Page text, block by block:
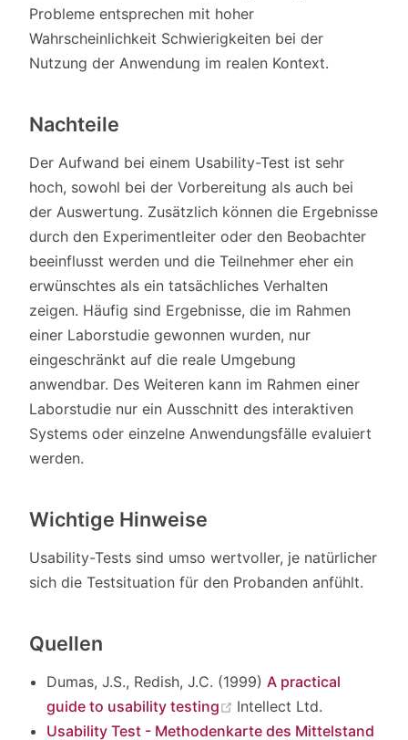
Probleme entsprechen mit hoher
Wahrscheinlichkeit Schwierigkeiten bei der
Nutzung der Anwendung im realen Kontext.
Nachteile
Der Aufwand bei einem Usability-Test ist sehr
hoch, sowohl bei der Vorbereitung als auch bei
der Auswertung. Zusätzlich können die Ergebnisse
durch den Experimentleiter oder den Beobachter
beeinflusst werden und die Teilnehmer eher ein
erwünschtes als ein tatsächliches Verhalten
zeigen. Häufig sind Ergebnisse, die im Rahmen
einer Laborstudie gewonnen wurden, nur
eingeschränkt auf die reale Umgebung
anwendbar. Des Weiteren kann im Rahmen einer
Laborstudie nur ein Ausschnitt des interaktiven
Systems oder einzelne Anwendungsfälle evaluiert
werden.
Wichtige Hinweise
Usability-Tests sind umso wertvoller, je natürlicher
sich die Testsituation für den Probanden anfühlt.
Quellen
Dumas, J.S., Redish, J.C. (1999)A practical
guide to usability testing
(opens new window)
Intellect Ltd.
Usability Test - Methodenkarte des Mittelstand